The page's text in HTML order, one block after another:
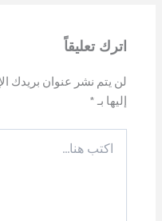
اترك تعليقاً
لن يتم نشر عنوان بريدك
إليها بـ *
هنا...